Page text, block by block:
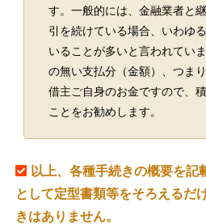
す。一般的には、金融業者と
引を続けている場合、いわゆ
いることが多いと言われてい
の無い支払分（金額）、つま
借主ご自身のお金ですので、
ことをお勧めします。
以上、各種手続きの概要を記
として定型書類等をそろえるだ
きはありません。